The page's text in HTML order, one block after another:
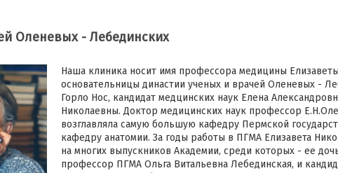
Оленевых - Лебединских
Наша клиника носит имя профессора медицины
основательницы династии ученых и врачей Оленевых -
Горло Нос, кандидат медцинских наук Елена
Николаевны. Доктор медицинских наук профессор
возглавляла самую большую кафедру Пермской
кафедру анатомии. За годы работы в ПГМА Елизавета
на многих выпускников Академии, среди которых - ее
профессор ПГМА Ольга Витальевна Лебединская, и